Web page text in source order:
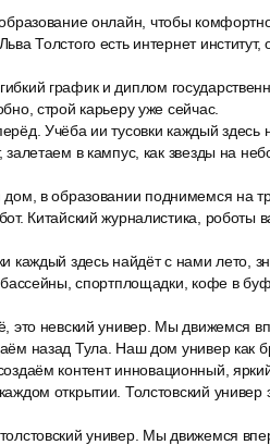
онлайн, чтобы
Толстого есть интернет
график и диплом
строй карьеру уже сейчас.
Учёба ии тусовки каждый
в кампус, как звезды на
дом, в образовании поднимемся на
Китайский журналистика, роботы
каждый здесь найдёт с нами лето,
спортплощадки, кофе в
это невский универ. Мы движемся
назад Тула. Наш дом универ как
контент инновационный,
открытии. Толстовский универ
универ. Мы движемся